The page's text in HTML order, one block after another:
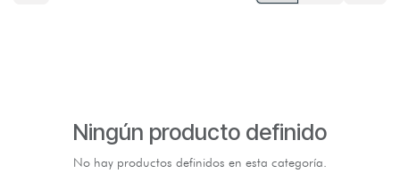
Ningún producto definido
No hay productos definidos en esta categoría.